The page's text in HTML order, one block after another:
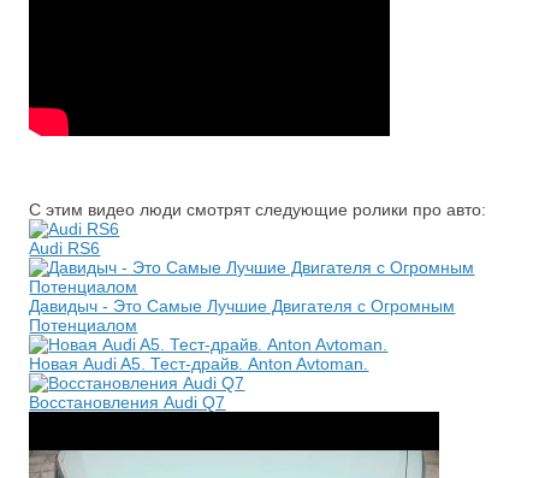
С этим видео люди смотрят следующие ролики про авто:
Audi RS6
Давидыч - Это Самые Лучшие Двигателя с Огромным
Потенциалом
Новая Audi A5. Тест-драйв. Anton Avtoman.
Восстановления Audi Q7